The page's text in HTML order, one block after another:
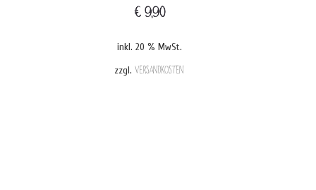
€9,90
inkl. 20 % MwSt.
zzgl.Versandkosten